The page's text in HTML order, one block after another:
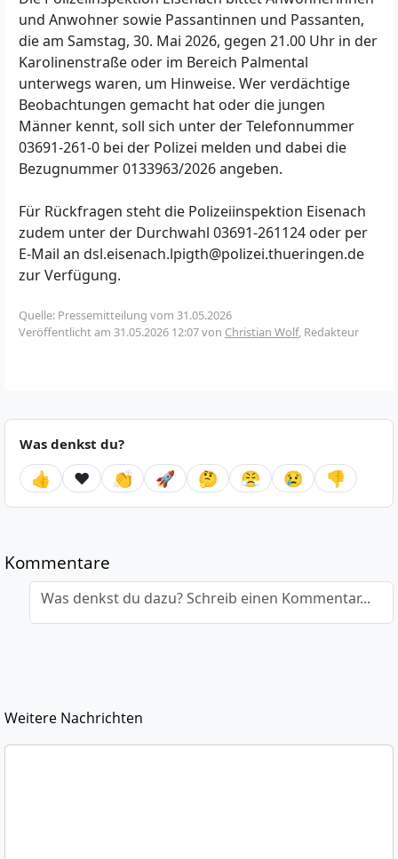
und Anwohner sowie Passantinnen und Passanten,
die am Samstag, 30. Mai 2026, gegen 21.00 Uhr in der
Karolinenstraße oder im Bereich Palmental
unterwegs waren, um Hinweise. Wer verdächtige
Beobachtungen gemacht hat oder die jungen
Männer kennt, soll sich unter der Telefonnummer
03691-261-0 bei der Polizei melden und dabei die
Bezugnummer 0133963/2026 angeben.
Für Rückfragen steht die Polizeiinspektion Eisenach
zudem unter der Durchwahl 03691-261124 oder per
E-Mail an dsl.eisenach.lpigth@polizei.thueringen.de
zur Verfügung.
Quelle: Pressemitteilung vom 31.05.2026
Veröffentlicht am 31.05.2026 12:07von Christian Wolf, Redakteur
Was denkst du?
👍 ❤️ 👏 🚀 🤔 😤 😢 👎
Kommentare
Was denkst du dazu? Schreib einen Kommentar...
Weitere Nachrichten